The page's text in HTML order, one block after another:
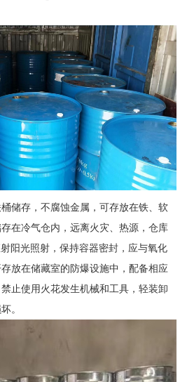
储存，不腐蚀金属，可存放在铁、软
在冷气仓内，远离火灾、热源，仓库
阳光照射，保持容器密封，应与氧化
放在储藏室的防爆设施中，配备相应
止使用火花发生机械和工具，轻装卸
。